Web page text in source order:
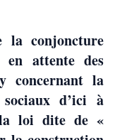
la conjoncture
en attente des
concernant la
d’ici à
la loi dite de «